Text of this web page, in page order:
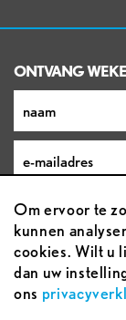
ONTVANG
Om ervoor te
kunnen
cookies. Wilt u
dan uw
ons